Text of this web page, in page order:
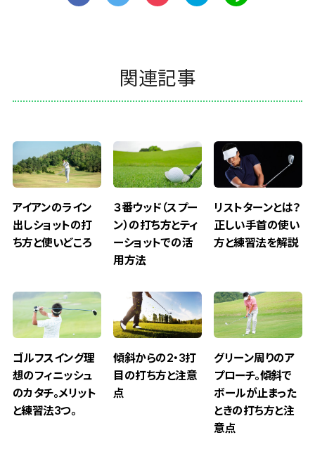
関連記事
アイアンのライン
出しショットの打
ち方と使いどころ
３番ウッド（スプー
ン）の打ち方とティ
ーショットでの活
用方法
リストターンとは？
正しい手首の使い
方と練習法を解説
ゴルフスイング理
想のフィニッシュ
のカタチ。メリット
と練習法3つ。
傾斜からの2・3打
目の打ち方と注意
点
グリーン周りのア
プローチ。傾斜で
ボールが止まった
ときの打ち方と注
意点